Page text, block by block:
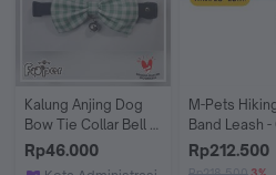
Kalung Anjing Dog
Bow Tie Collar Bell
Green Plaid Size M
dan L
Rp46.000
M-Pets
Band Leash -
/ Tali Tuntun
Rp212.500